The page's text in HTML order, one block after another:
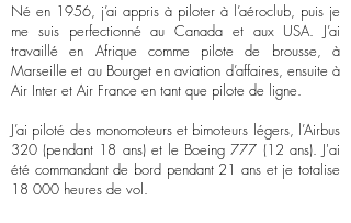
Né en 1956, j’ai appris à piloter à l’aéroclub, puis je
me suis perfectionné au Canada et aux USA. J’ai
travaillé en Afrique comme pilote de brousse, à
Marseille et au Bourget en aviation d’affaires, ensuite à
Air Inter et Air France en tant que pilote de ligne.
J’ai piloté des monomoteurs et bimoteurs légers, l’Airbus
320 (pendant 18 ans) et le Boeing 777 (12 ans). J'ai
été commandant de bord pendant 21 ans et je totalise
18 000 heures de vol.